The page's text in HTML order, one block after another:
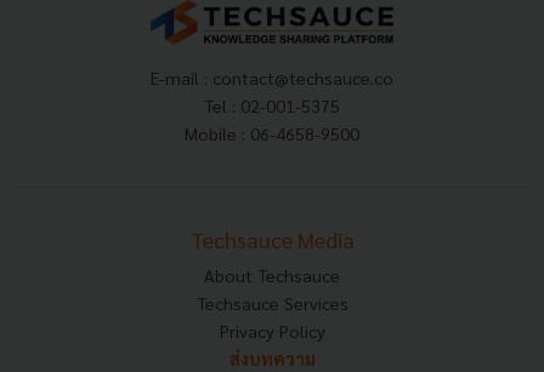
E-mail : contact@techsauce.co
Tel : 02-001-5375
Mobile : 06-4658-9500
Techsauce Media
About Techsauce
Techsauce Services
Privacy Policy
ส่งบทความ